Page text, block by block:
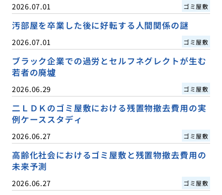
2026.07.01 ゴミ屋敷
汚部屋を卒業した後に好転する人間関係の謎
2026.07.01 ゴミ屋敷
ブラック企業での過労とセルフネグレクトが生む
若者の廃墟
2026.06.29 ゴミ屋敷
二ＬＤＫのゴミ屋敷における残置物撤去費用の実
例ケーススタディ
2026.06.27 ゴミ屋敷
高齢化社会におけるゴミ屋敷と残置物撤去費用の
未来予測
2026.06.27 ゴミ屋敷